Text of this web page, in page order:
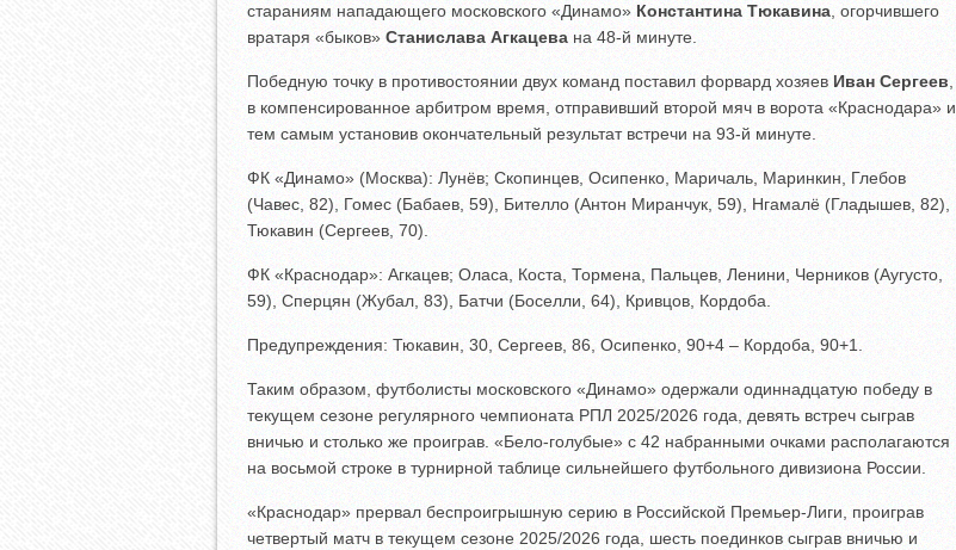
стараниям нападающего московского «Динамо» Константина Тюкавина , огорчившего
вратаря «быков» Станислава Агкацева на 48-й минуте.
Победную точку в противостоянии двух команд поставил форвард хозяев Иван Сергеев
в компенсированное арбитром время, отправивший второй мяч в ворота «Краснодара» и
тем самым установив окончательный результат встречи на 93-й минуте.
ФК «Динамо» (Москва): Лунёв; Скопинцев, Осипенко, Маричаль, Маринкин, Глебов
(Чавес, 82), Гомес (Бабаев, 59), Бителло (Антон Миранчук, 59), Нгамалё (Гладышев, 82),
Тюкавин (Сергеев, 70).
ФК «Краснодар»: Агкацев; Оласа, Коста, Тормена, Пальцев, Ленини, Черников (Аугусто,
59), Сперцян (Жубал, 83), Батчи (Боселли, 64), Кривцов, Кордоба.
Предупреждения: Тюкавин, 30, Сергеев, 86, Осипенко, 90+4 – Кордоба, 90+1.
Таким образом, футболисты московского «Динамо» одержали одиннадцатую победу в
текущем сезоне регулярного чемпионата РПЛ 2025/2026 года, девять встреч сыграв
вничью и столько же проиграв. «Бело-голубые» с 42 набранными очками располагаются
на восьмой строке в турнирной таблице сильнейшего футбольного дивизиона России.
«Краснодар» прервал беспроигрышную серию в Российской Премьер-Лиги, проиграв
четвертый матч в текущем сезоне 2025/2026 года, шесть поединков сыграв вничью и